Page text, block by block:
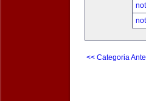
<< Categoria